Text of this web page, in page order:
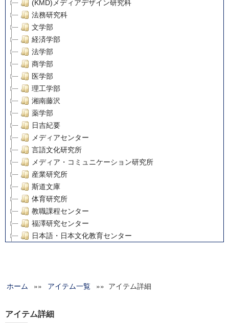
(KMD)メディアデザイン研究科
法務研究科
文学部
経済学部
法学部
商学部
医学部
理工学部
湘南藤沢
薬学部
日吉紀要
メディアセンター
言語文化研究所
メディア・コミュニケーション研究所
産業研究所
斯道文庫
体育研究所
教職課程センター
福澤研究センター
日本語・日本文化教育センター
グローバルリサーチインスティテュート
科学研究費補助金研究成果報告書
ホーム »» アイテム一覧 »» アイテム詳細
アイテム詳細